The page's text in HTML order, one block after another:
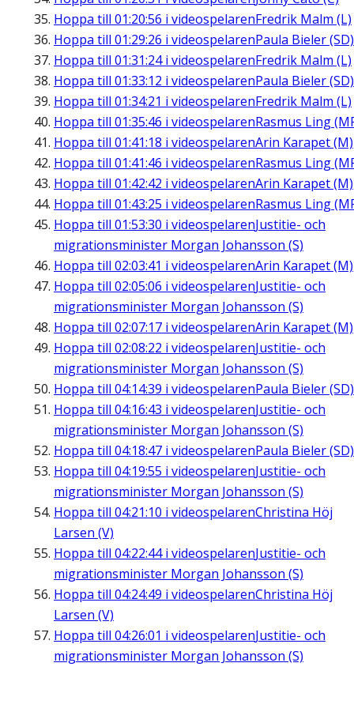
Hoppa till 01:20:56 i videospelarenFredrik Malm (L)
Hoppa till 01:29:26 i videospelarenPaula Bieler (SD)
Hoppa till 01:31:24i videospelarenFredrik Malm (L)
Hoppa till 01:33:12 i videospelarenPaula Bieler (SD)
Hoppa till 01:34:21 i videospelarenFredrik Malm (L)
Hoppa till 01:35:46 i videospelarenRasmus Ling
Hoppa till 01:41:18 i videospelarenArin Karapet (M)
Hoppa till 01:41:46 i videospelarenRasmus Ling
Hoppa till 01:42:42 i videospelarenArin Karapet (M)
Hoppa till 01:43:25 i videospelarenRasmus Ling
Hoppa till 01:53:30 i videospelarenJustitie- och
migrationsminister Morgan Johansson (S)
Hoppa till 02:03:41 i videospelarenArin Karapet (M)
Hoppa till 02:05:06 i videospelarenJustitie- och
migrationsminister Morgan Johansson (S)
Hoppa till 02:07:17 i videospelarenArin Karapet (M)
Hoppa till 02:08:22 i videospelarenJustitie- och
migrationsminister Morgan Johansson (S)
Hoppa till 04:14:39 i videospelarenPaula Bieler (SD)
Hoppa till 04:16:43 i videospelarenJustitie- och
migrationsminister Morgan Johansson (S)
Hoppa till 04:18:47 i videospelarenPaula Bieler (SD)
Hoppa till 04:19:55 i videospelarenJustitie- och
migrationsminister Morgan Johansson (S)
Hoppa till 04:21:10 i videospelarenChristina Höj
Larsen (V)
Hoppa till 04:22:44i videospelarenJustitie- och
migrationsminister Morgan Johansson (S)
Hoppa till 04:24:49 i videospelarenChristina Höj
Larsen (V)
Hoppa till 04:26:01 i videospelarenJustitie- och
migrationsminister Morgan Johansson (S)